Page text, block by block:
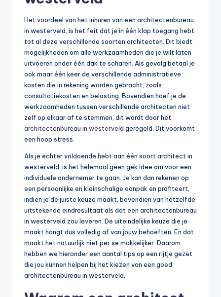
Het voordeel van het inhuren van een architectenbureau
in westerveld, is het feit dat je in één klap toegang hebt
tot al deze verschillende soorten architecten. Dit biedt
mogelijkheden om alle werkzaamheden die je wilt laten
uitvoeren onder één dak te scharen. Als gevolg betaal je
ook maar één keer de verschillende administratieve
kosten die in rekening worden gebracht, zoals
consultatiekosten en belasting. Bovendien hoef je de
werkzaamheden tussen verschillende architecten niet
zelf op elkaar af te stemmen, dit wordt door het
architectenbureau in westerveld geregeld. Dit voorkomt
een hoop stress.
Als je echter voldoende hebt aan één soort architect in
westerveld, is het helemaal geen gek idee om voor een
individuele ondernemer te gaan. Je kan dan rekenen op
een persoonlijke en kleinschalige aanpak en profiteert,
indien je de juiste keuze maakt, bovendien van hetzelfde
uitstekende eindresultaat als dat een architectenbureau
in westerveld zou leveren. De uiteindelijke keuze die je
maakt hangt dus volledig af van jouw behoeften. En dat
maakt het natuurlijk niet per se makkelijker. Daarom
hebben we hieronder een aantal tips op een rijtje gezet
die jou kunnen helpen bij het kiezen van een goed
architectenbureau in westerveld.